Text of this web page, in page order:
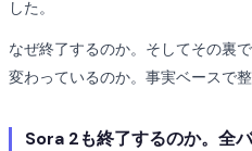
した。
なぜ終了するのか。そしてその裏
変わっているのか。事実ベースで整
Sora 2も終了するのか。全